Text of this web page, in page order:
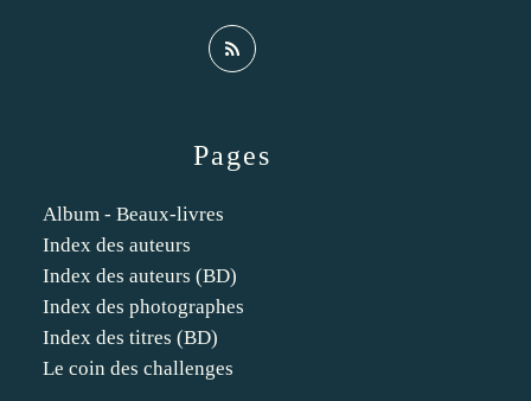
Pages
Album - Beaux-livres
Index des auteurs
Index des auteurs (BD)
Index des photographes
Index des titres (BD)
Le coin des challenges